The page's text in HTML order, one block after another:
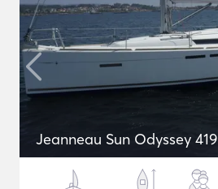
Jeanneau Sun Odyssey 419